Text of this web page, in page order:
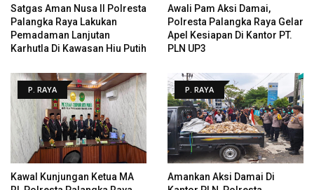
Satgas Aman Nusa II Polresta
Palangka Raya Lakukan
Pemadaman Lanjutan
Karhutla Di Kawasan Hiu Putih
Awali Pam Aksi Damai,
Polresta Palangka Raya Gelar
Apel Kesiapan Di Kantor PT.
PLN UP3
P. RAYA
Kawal Kunjungan Ketua MA
P. RAYA
Amankan Aksi Damai Di